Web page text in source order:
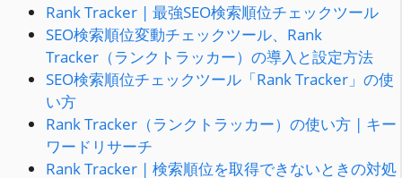
Rank Tracker | 最強SEO検索順位チェックツール
SEO検索順位変動チェックツール、Rank
Tracker（ランクトラッカー）の導入と設定方法
SEO検索順位チェックツール「Rank Tracker」の使
い方
Rank Tracker（ランクトラッカー）の使い方 | キー
ワードリサーチ
Rank Tracker | 検索順位を取得できないときの対処